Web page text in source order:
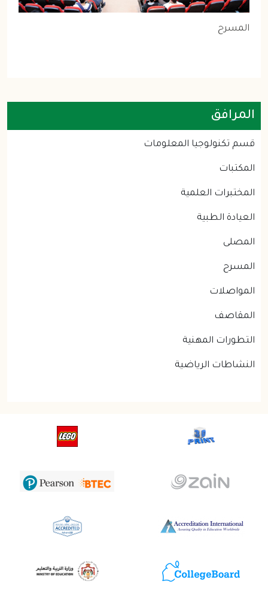
المسرح
المرافق
قسم تكنولوجيا المعلومات
المكتبات
المختبرات العلمية
العيادة الطبية
المصلى
المسرح
المواصلات
المقاصف
التطورات المهنية
النشاطات الرياضية